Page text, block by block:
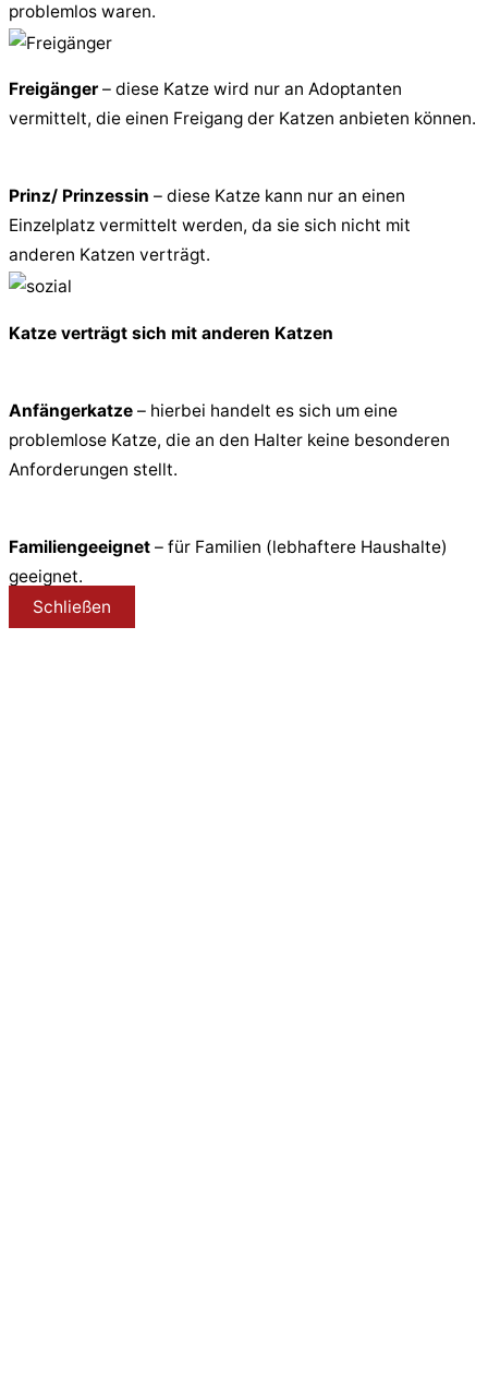
problemlos waren.
Freigänger – diese Katze wird nur an Adoptanten
vermittelt, die einen Freigang der Katzen anbieten können.
Prinz/ Prinzessin – diese Katze kann nur an einen
Einzelplatz vermittelt werden, da sie sich nicht mit
anderen Katzen verträgt.
Katze verträgt sich mit anderen Katzen
Anfängerkatze – hierbei handelt es sich um eine
problemlose Katze, die an den Halter keine besonderen
Anforderungen stellt.
Familiengeeignet – für Familien (lebhaftere Haushalte)
geeignet.
Schließen